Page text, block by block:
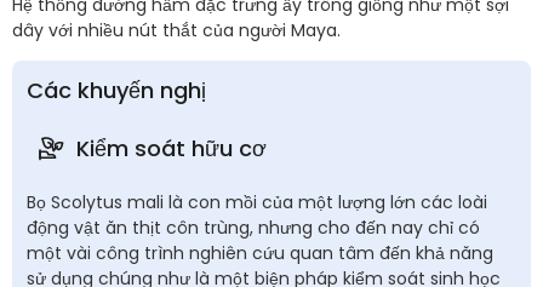
dây với nhiều nút thắt của người Maya.
Các khuyến nghị
Kiểm soát hữu cơ
Bọ Scolytus mali là con mồi của một lượng lớn các loài
động vật ăn thịt côn trùng, nhưng cho đến nay chỉ có
một vài công trình nghiên cứu quan tâm đến khả năng
sử dụng chúng như là một biện pháp kiểm soát sinh học